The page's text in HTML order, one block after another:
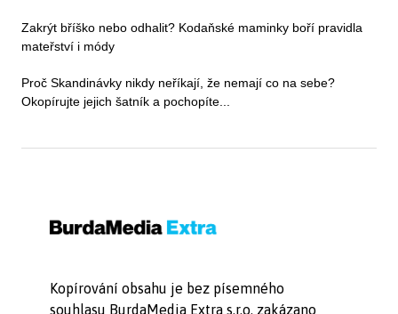
Zakrýt bříško nebo odhalit? Kodaňské maminky boří pravidla
mateřství i módy
Proč Skandinávky nikdy neříkají, že nemají co na sebe?
Okopírujte jejich šatník a pochopíte...
Kopírování obsahu je bez písemného
souhlasu BurdaMedia Extra s.r.o. zakázano